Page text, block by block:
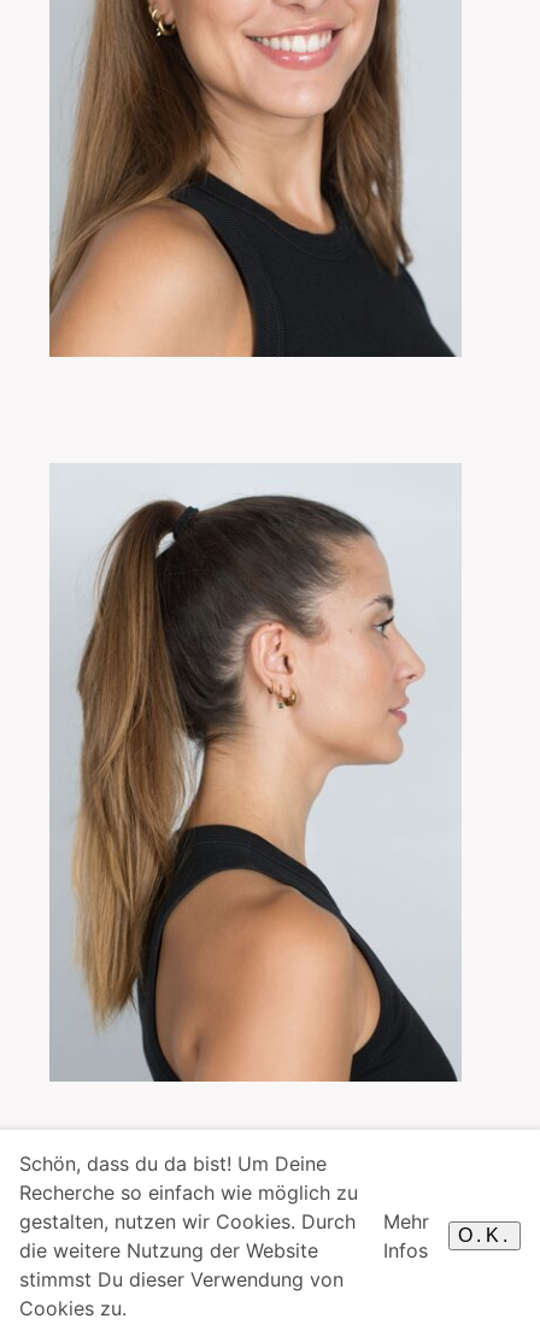
Schön, dass du da bist! Um Deine
Recherche so einfach wie möglich zu
gestalten, nutzen wir Cookies. Durch
die weitere Nutzung der Website
stimmst Du dieser Verwendung von
Cookies zu.
Mehr
Infos
O.K.